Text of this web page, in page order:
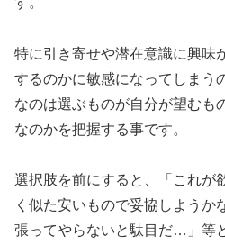
特に引き寄せや潜在意識に興味
するのかに敏感になってしまう
なのは選ぶものが自分が望むも
なのかを把握する事です。
選択肢を前にすると、「これが
く似た安いもので妥協しよう
張ってやらないと駄目だ…」等